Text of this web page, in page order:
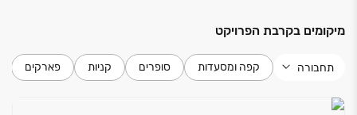
מיקומים בקרבת הפרויקט
תחבורה קפה ומסעדות סופרים קניות פארקים